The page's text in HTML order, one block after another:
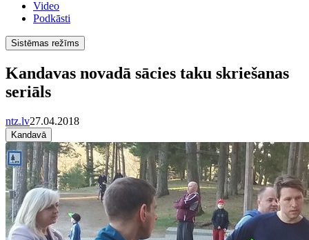
Video
Podkāsti
Sistēmas režīms
Kandavas novadā sācies taku skriešanas
seriāls
ntz.lv27.04.2018
Kandavā